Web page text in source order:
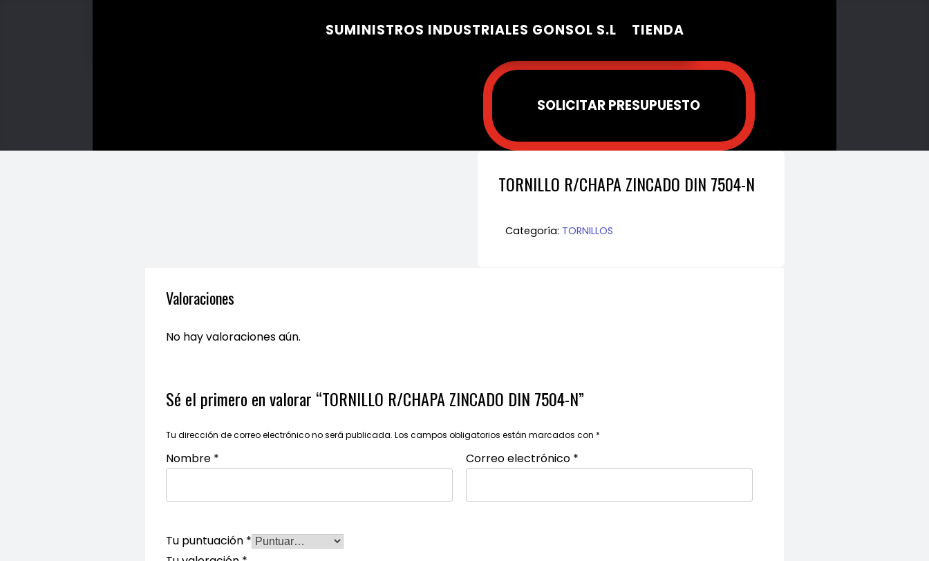
SUMINISTROS INDUSTRIALES GONSOL S.L TIENDA
SOLICITAR PRESUPUESTO
TORNILLO R/CHAPA ZINCADO DIN 7504-N
Categoría: TORNILLOS
Valoraciones
No hay valoraciones aún.
Sé el primero en valorar “TORNILLO R/CHAPA ZINCADO DIN 7504-N”
Tu dirección de correo electrónico no será publicada. Los campos obligatorios están marcados con *
Nombre * Correo electrónico *
Tu puntuación *